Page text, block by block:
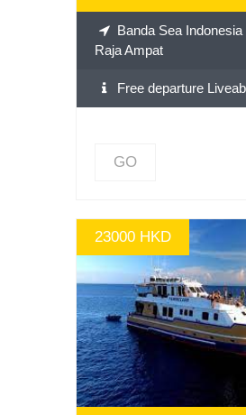
Banda Sea
Raja Ampat
Free departure
GO
23000 HKD
GO